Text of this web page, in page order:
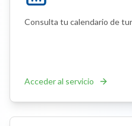
Consulta tu calendario de
Acceder al servicio